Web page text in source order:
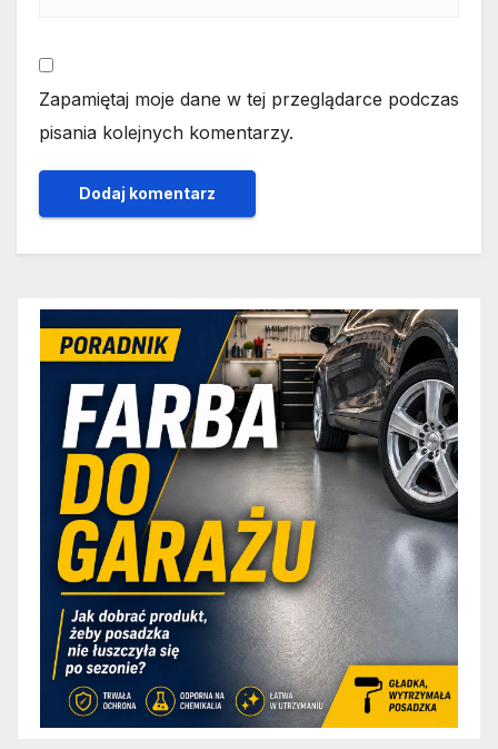
Zapamiętaj moje dane w tej przeglądarce podczas
pisania kolejnych komentarzy.